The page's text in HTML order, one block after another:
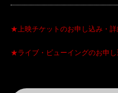
★上映チケットのお申し込み・詳
★ライブ・ビューイングのお申し